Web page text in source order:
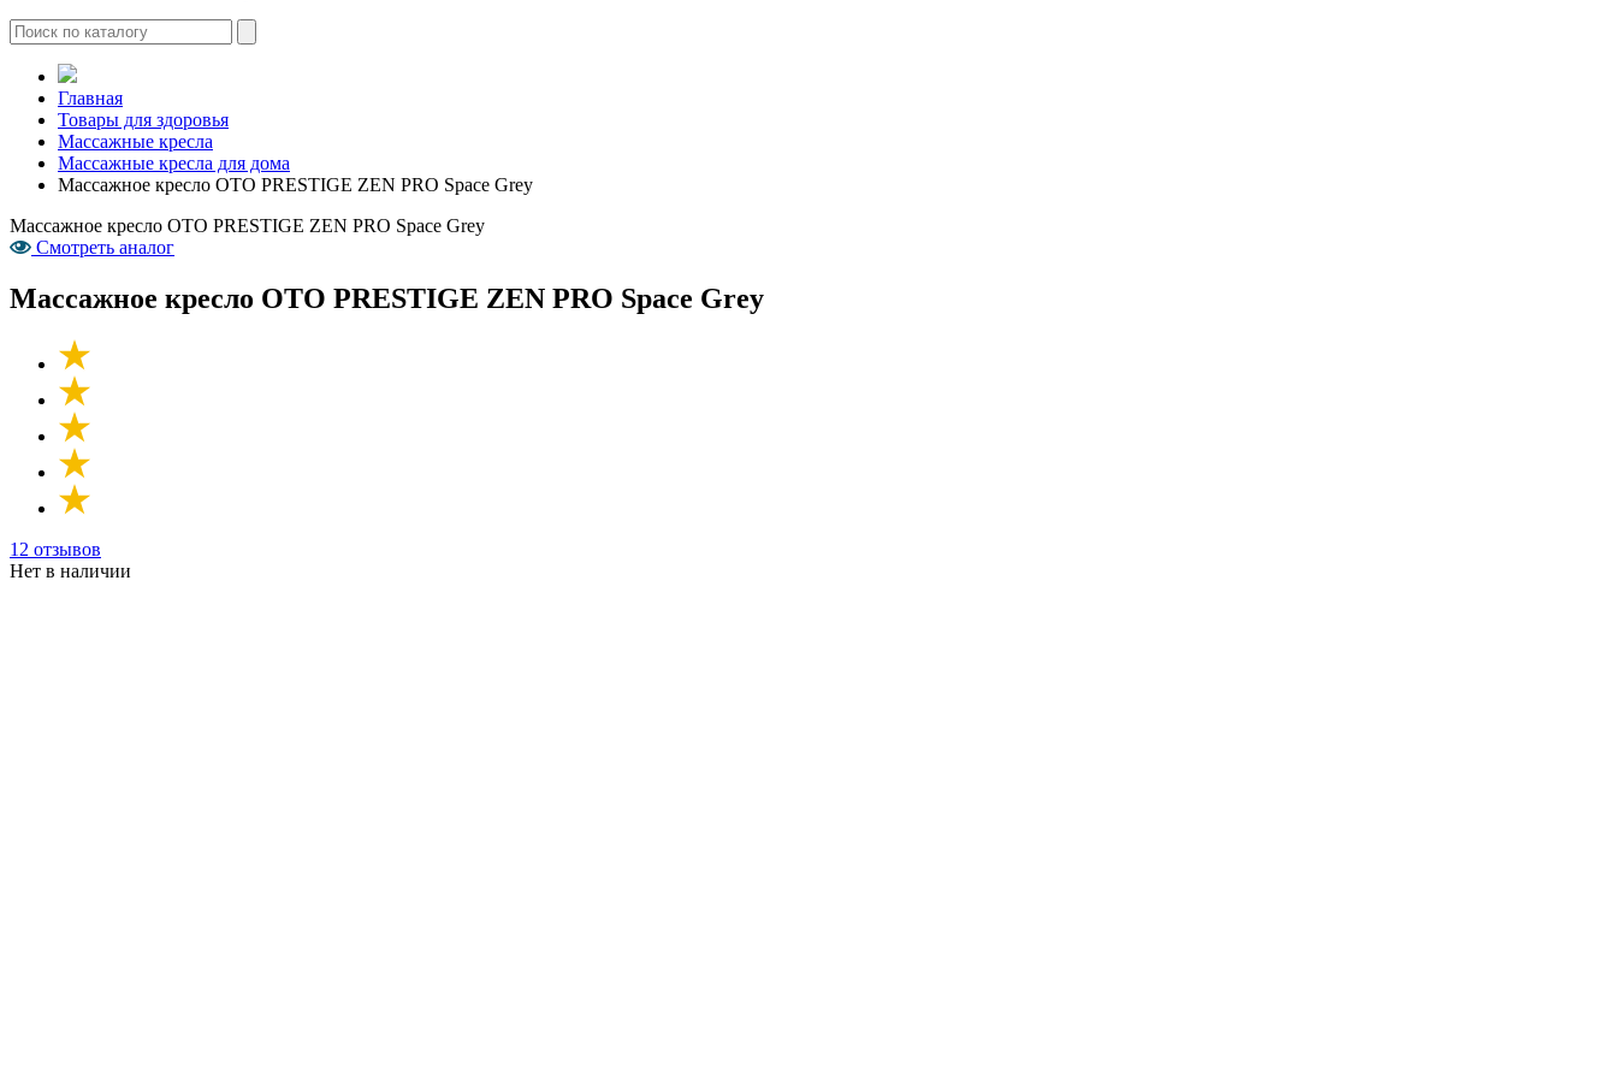
Главная
Товары для здоровья
Массажные кресла
Массажные кресла для дома
Массажное кресло OTO PRESTIGE ZEN PRO Space Grey
Массажное кресло OTO PRESTIGE ZEN PRO Space Grey
Смотреть аналог
Массажное кресло OTO PRESTIGE ZEN PRO Space Grey
12 отзывов
Нет в наличии